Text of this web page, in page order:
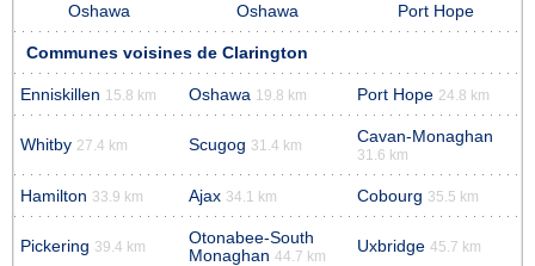
Oshawa Oshawa Port Hope
Communes voisines de Clarington
Enniskillen 15.8 km Oshawa 19.8 km Port Hope 24.8 km
Whitby 27.4 km Scugog 31.4 km Cavan-Monaghan
31.6 km
Hamilton 33.9 km Ajax 34.1 km Cobourg 35.5 km
Pickering 39.4 km
Otonabee-South
Monaghan 44.7 km
Uxbridge 45.7 km